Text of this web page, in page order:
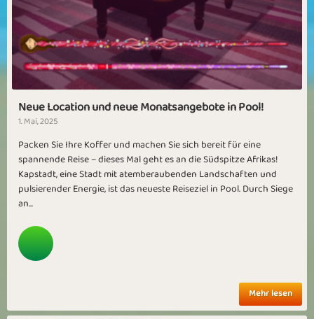
Neue Location und neue Monatsangebote in Pool!
1. Mai, 2025
Packen Sie Ihre Koffer und machen Sie sich bereit für eine
spannende Reise – dieses Mal geht es an die Südspitze Afrikas!
Kapstadt, eine Stadt mit atemberaubenden Landschaften und
pulsierender Energie, ist das neueste Reiseziel in Pool. Durch Siege
an...
Mehr lesen